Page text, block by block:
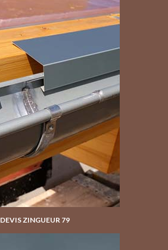
DEVIS ZINGUEUR 79